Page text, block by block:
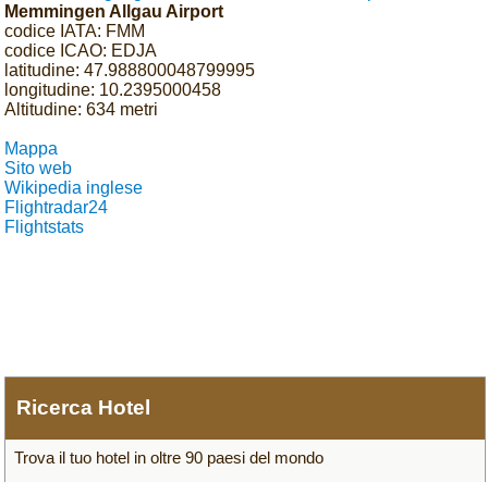
Memmingen Allgau Airport
codice IATA: FMM
codice ICAO: EDJA
latitudine: 47.988800048799995
longitudine: 10.2395000458
Altitudine: 634 metri
Mappa
Sito web
Wikipedia inglese
Flightradar24
Flightstats
Ricerca Hotel
Trova il tuo hotel in oltre 90 paesi del mondo